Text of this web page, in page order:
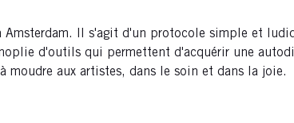
Il s'agit d'un protocole simple et
d'outils qui permettent d'acquérir une
aux artistes, dans le soin et dans la joie.